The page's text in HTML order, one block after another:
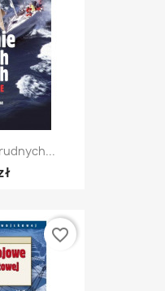
favorite_border